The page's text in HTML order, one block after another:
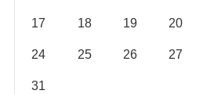
17 18 19 20
24 25 26 27
31